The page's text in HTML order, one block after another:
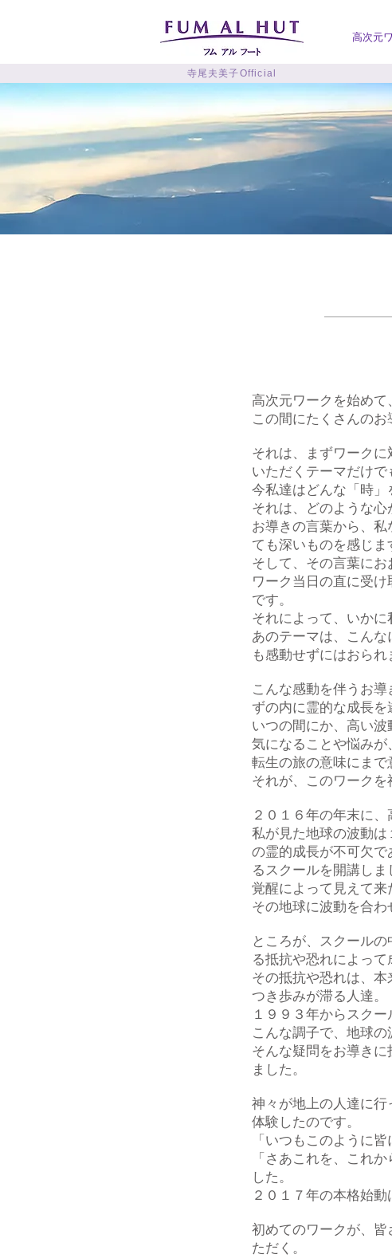
高次元
寺尾夫美子Official
高次元ワークを始めて
この間にたくさんのお
それは、まずワークに
いただくテーマだけで
今私達はどんな「時」
それは、どのような
お導きの言葉から、
ても深いものを感じま
そして、その言葉にお
ワーク当日の直に受
です。
それによって、いかに
あのテーマは、こん
も感動せずにはおられ
こんな感動を伴うお
ずの内に霊的な成長を
いつの間にか、高い波
気になることや悩み
転生の旅の意味にまで
それが、このワークを
２０１６年の年末に
私が見た地球の波動
の霊的成長が不可欠
るスクールを開講しま
覚醒によって見えて来
その地球に波動を合わ
ところが、スクール
る抵抗や恐れによって
その抵抗や恐れは、
つき歩みが滞る人達。
１９９３年からスク
こんな調子で、地球の
そんな疑問をお導き
ました。
神々が地上の人達に
体験したのです。
「いつもこのように
「さあこれを、これ
した。
２０１７年の本格始
初めてのワークが、
ただく。